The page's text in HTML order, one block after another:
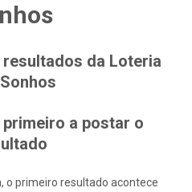
da Loteria
a postar o
o primeiro resultado acontece